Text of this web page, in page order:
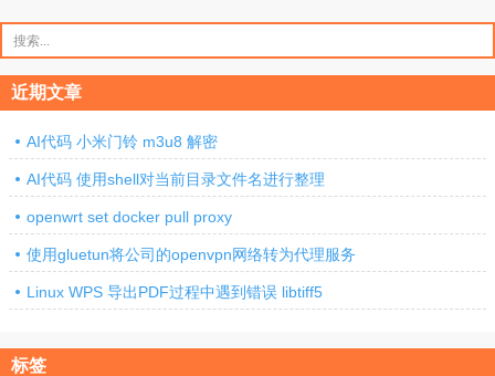
索：
近期文章
AI代码 小米门铃 m3u8 解密
AI代码 使用shell对当前目录文件名进行整理
openwrt set docker pull proxy
使用gluetun将公司的openvpn网络转为代理服务
Linux WPS 导出PDF过程中遇到错误 libtiff5
标签